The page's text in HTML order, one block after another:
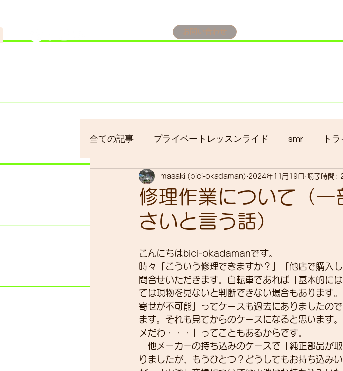
お問い合わせ
全ての記事 プライベートレッスンライド smr ト
bici-okadaman シクロクロス gruppo bici-
サイクリング バイクパッキング
スキルアップ 試乗車 展示会
グループライド ウェットスーツ
修理作業について（一
さいと言う話）
masaki (bici-okadaman) 2024年11月19日 読了時間:
こんにちはbici-okadamanです。
時々「こういう修理できますか？」「他店で購入
問合せいただきます。自転車であれば「基本的に
ては現物を見ないと判断できない場合もあります
寄せが不可能」ってケースも過去にありましたの
ます。それも見てからのケースになると思います
メだわ・・・」ってこともあるからです。
他メーカーの持ち込みのケースで「純正部品が
りましたが、もうひとつ？どうしてもお持ち込み